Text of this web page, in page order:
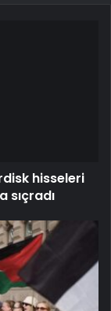
hisseleri
sıçradı